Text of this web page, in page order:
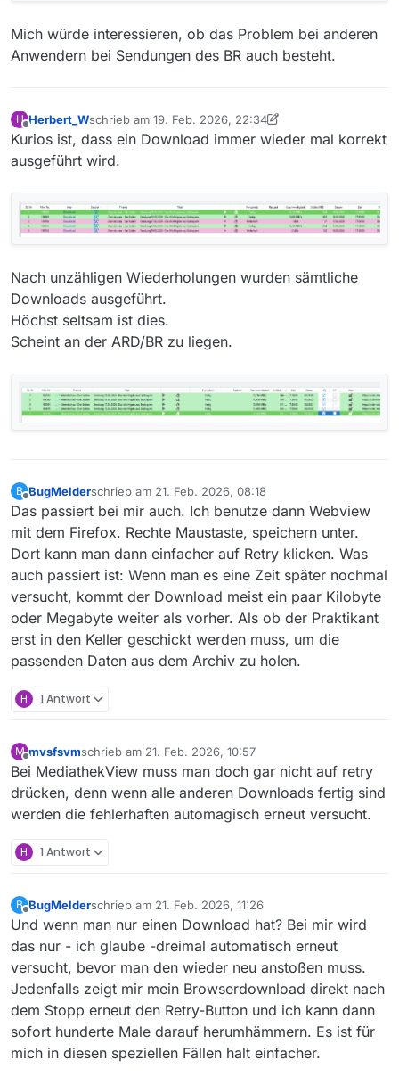
Mich würde interessieren, ob das Problem bei anderen
Anwendern bei Sendungen des BR auch besteht.
H
Offline
Herbert_Wschrieb am 19. Feb. 2026, 22:34
zuletzt editiert von Herbert_W
Kurios ist, dass ein Download immer wieder mal korrekt
ausgeführt wird.
Nach unzähligen Wiederholungen wurden sämtliche
Downloads ausgeführt.
Höchst seltsam ist dies.
Scheint an der ARD/BR zu liegen.
B BugMelderschrieb am 21. Feb. 2026, 08:18
zuletzt editiert von
Das passiert bei mir auch. Ich benutze dann Webview
mit dem Firefox. Rechte Maustaste, speichern unter.
Dort kann man dann einfacher auf Retry klicken. Was
auch passiert ist: Wenn man es eine Zeit später nochmal
versucht, kommt der Download meist ein paar Kilobyte
oder Megabyte weiter als vorher. Als ob der Praktikant
erst in den Keller geschickt werden muss, um die
passenden Daten aus dem Archiv zu holen.
H 1 Antwort
M
Offline
mvsfsvmschrieb am 21. Feb. 2026, 10:57
zuletzt editiert von
Bei MediathekView muss man doch gar nicht auf retry
drücken, denn wenn alle anderen Downloads fertig sind
werden die fehlerhaften automagisch erneut versucht.
H 1 Antwort
B
Offline
BugMelderschrieb am 21. Feb. 2026, 11:26
zuletzt editiert von
Und wenn man nur einen Download hat? Bei mir wird
das nur - ich glaube -dreimal automatisch erneut
versucht, bevor man den wieder neu anstoßen muss.
Jedenfalls zeigt mir mein Browserdownload direkt nach
dem Stopp erneut den Retry-Button und ich kann dann
sofort hunderte Male darauf herumhämmern. Es ist für
mich in diesen speziellen Fällen halt einfacher.